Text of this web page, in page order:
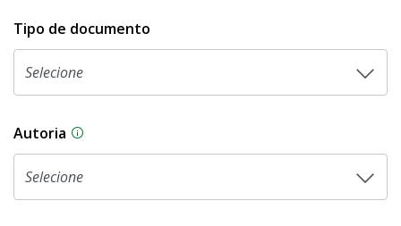
Tipo de documento
Autoria As proposições legislativas na CLDF podem